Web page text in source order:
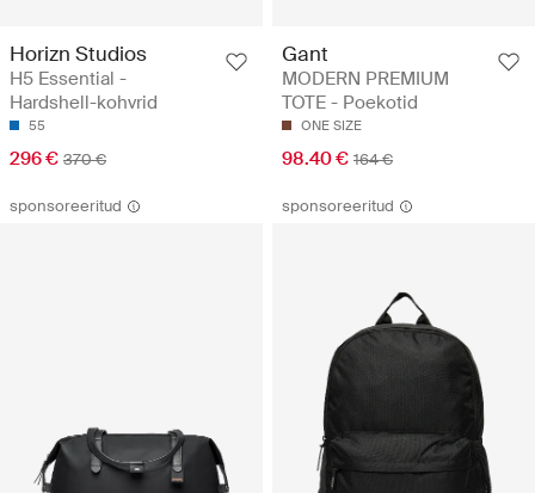
Horizn Studios
H5 Essential -
Hardshell-kohvrid
55
296 € 370 €
Gant
MODERN PREMIUM
TOTE - Poekotid
ONE SIZE
98.40 € 164 €
sponsoreeritud sponsoreeritud